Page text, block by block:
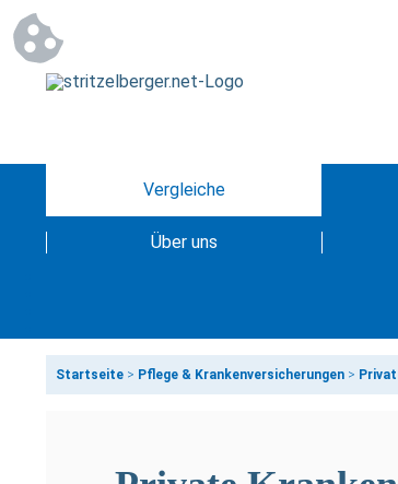
Vergleiche
Über uns
Startseite > Pflege & Krankenversicherungen >